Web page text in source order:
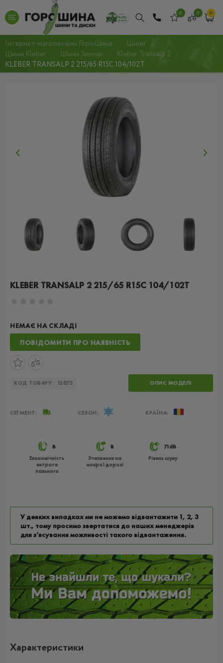
0 0 0
Інтернет-магазин шин ГороШина
Шини
Шини Kleber
Шини Зимові
Kleber Transalp 2
KLEBER TRANSALP 2 215/65 R15C 104/102T
KLEBER TRANSALP 2 215/65 R15C 104/102T
НЕМАЄ НА СКЛАДІ
ПОВІДОМИТИ ПРО НАЯВНІСТЬ
КОД ТОВАРУ: 12872 ОПИС МОДЕЛІ
B
Економічність
витрати
пального
B
Зчеплення на
мокрої дорозі
71dB
Рівень шуму
СЕГМЕНТ: СЕЗОН: КРАЇНА:
У деяких випадках ми не можемо відвантажити 1, 2, 3
шт., тому просимо звертатися до наших менеджерів
для з’ясування можливості такого відвантаження.
Характеристики